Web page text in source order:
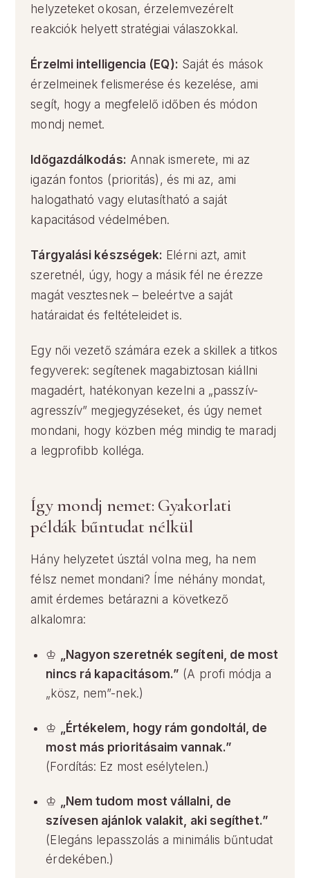
helyzeteket okosan, érzelemvezérelt
reakciók helyett stratégiai válaszokkal.
Érzelmi intelligencia (EQ): Saját és mások
érzelmeinek felismerése és kezelése, ami
segít, hogy a megfelelő időben és módon
mondj nemet.
Időgazdálkodás: Annak ismerete, mi az
igazán fontos (prioritás), és mi az, ami
halogatható vagy elutasítható a saját
kapacitásod védelmében.
Tárgyalási készségek: Elérni azt, amit
szeretnél, úgy, hogy a másik fél ne érezze
magát vesztesnek – beleértve a saját
határaidat és feltételeidet is.
Egy női vezető számára ezek a skillek a titkos
fegyverek: segítenek magabiztosan kiállni
magadért, hatékonyan kezelni a „passzív-
agresszív” megjegyzéseket, és úgy nemet
mondani, hogy közben még mindig te maradj
a legprofibb kolléga.
Így mondj nemet: Gyakorlati
példák bűntudat nélkül
Hány helyzetet úsztál volna meg, ha nem
félsz nemet mondani? Íme néhány mondat,
amit érdemes betárazni a következő
alkalomra:
♔ „Nagyon szeretnék segíteni, de most
nincs rá kapacitásom.” (A profi módja a
„kösz, nem”-nek.)
♔ „Értékelem, hogy rám gondoltál, de
most más prioritásaim vannak.”
(Fordítás: Ez most esélytelen.)
♔ „Nem tudom most vállalni, de
szívesen ajánlok valakit, aki segíthet.”
(Elegáns lepasszolás a minimális bűntudat
érdekében.)